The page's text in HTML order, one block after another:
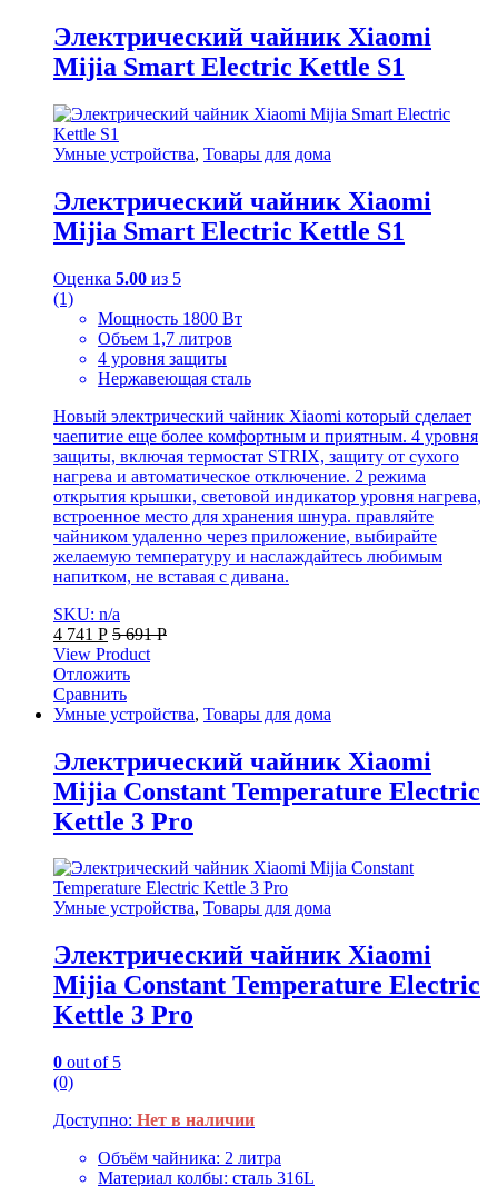
Электрический чайник Xiaomi
Mijia Smart Electric Kettle S1
Умные устройства, Товары для дома
Электрический чайник Xiaomi
Mijia Smart Electric Kettle S1
Оценка 5.00 из 5
(1)
Мощность 1800 Вт
Объем 1,7 литров
4 уровня защиты
Нержавеющая сталь
Новый электрический чайник Xiaomi который сделает
чаепитие еще более комфортным и приятным. 4 уровня
защиты, включая термостат STRIX, защиту от сухого
нагрева и автоматическое отключение. 2 режима
открытия крышки, световой индикатор уровня нагрева,
встроенное место для хранения шнура. правляйте
чайником удаленно через приложение, выбирайте
желаемую температуру и наслаждайтесь любимым
напитком, не вставая с дивана.
SKU: n/a
4 741 Р 5 691Р
View Product
Отложить
Сравнить
Умные устройства, Товары для дома
Электрический чайник Xiaomi
Mijia Constant Temperature Electric
Kettle 3 Pro
Умные устройства, Товары для дома
Электрический чайник Xiaomi
Mijia Constant Temperature Electric
Kettle 3 Pro
0 out of 5
(0)
Доступно: Нет в наличии
Объём чайника: 2 литра
Материал колбы: сталь 316L